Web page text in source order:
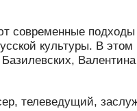
современные
культуры. В этом
телеведущий,